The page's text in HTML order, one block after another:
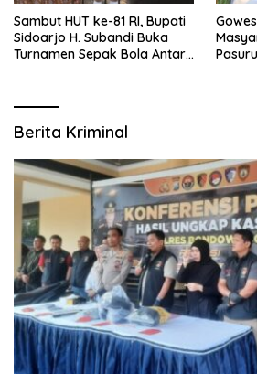
Sambut HUT ke-81 RI, Bupati
Sidoarjo H. Subandi Buka
Turnamen Sepak Bola Antar
Berita Kriminal